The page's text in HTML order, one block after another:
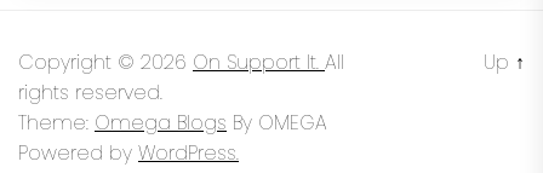
Copyright © 2026 On Support It. All
rights reserved.
Theme: Omega Blogs By OMEGA
Powered by WordPress.
Up ↑